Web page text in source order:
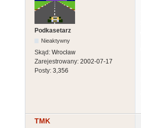
Podkasetarz
Nieaktywny
Skąd: Wrocław
Zarejestrowany: 2002-07-17
Posty: 3,356
TMK